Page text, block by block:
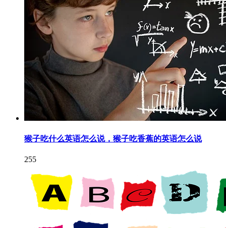
猴子吃什么英语怎么说，猴子吃香蕉的英语怎么说
255